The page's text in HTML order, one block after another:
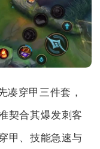
凑穿甲三件套，
契合其爆发刺客
甲、技能急速与